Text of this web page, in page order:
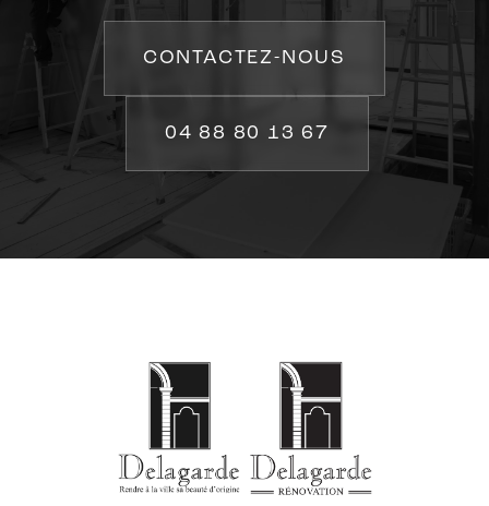
CONTACTEZ-NOUS
04 88 80 13 67